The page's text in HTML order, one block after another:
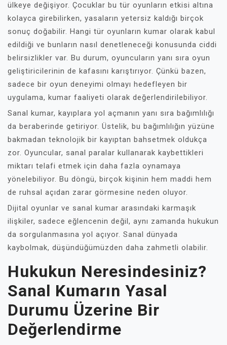
ülkeye değişiyor. Çocuklar bu tür oyunların etkisi altına
kolayca girebilirken, yasaların yetersiz kaldığı birçok
sonuç doğabilir. Hangi tür oyunların kumar olarak kabul
edildiği ve bunların nasıl denetleneceği konusunda ciddi
belirsizlikler var. Bu durum, oyuncuların yanı sıra oyun
geliştiricilerinin de kafasını karıştırıyor. Çünkü bazen,
sadece bir oyun deneyimi olmayı hedefleyen bir
uygulama, kumar faaliyeti olarak değerlendirilebiliyor.
Sanal kumar, kayıplara yol açmanın yanı sıra bağımlılığı
da beraberinde getiriyor. Üstelik, bu bağımlılığın yüzüne
bakmadan teknolojik bir kayıptan bahsetmek oldukça
zor. Oyuncular, sanal paralar kullanarak kaybettikleri
miktarı telafi etmek için daha fazla oynamaya
yönelebiliyor. Bu döngü, birçok kişinin hem maddi hem
de ruhsal açıdan zarar görmesine neden oluyor.
Dijital oyunlar ve sanal kumar arasındaki karmaşık
ilişkiler, sadece eğlencenin değil, aynı zamanda hukukun
da sorgulanmasına yol açıyor. Sanal dünyada
kaybolmak, düşündüğümüzden daha zahmetli olabilir.
Hukukun Neresindesiniz?
Sanal Kumarın Yasal
Durumu Üzerine Bir
Değerlendirme